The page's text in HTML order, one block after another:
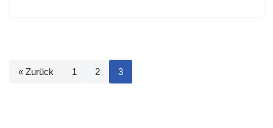
« Zurück 1 2 3